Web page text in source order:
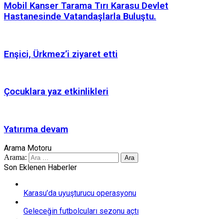
Mobil Kanser Tarama Tırı Karasu Devlet
Hastanesinde Vatandaşlarla Buluştu.
Enşici, Ürkmez’i ziyaret etti
Çocuklara yaz etkinlikleri
Yatırıma devam
Arama Motoru
Arama:
Son Eklenen Haberler
Karasu’da uyuşturucu operasyonu
Geleceğin futbolcuları sezonu açtı